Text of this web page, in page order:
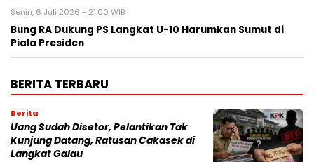
Senin, 6 Juli 2026 - 21:00 WIB
Bung RA Dukung PS Langkat U-10 Harumkan Sumut di
Piala Presiden
BERITA TERBARU
Berita
Uang Sudah Disetor, Pelantikan Tak
Kunjung Datang, Ratusan Cakasek di
Langkat Galau